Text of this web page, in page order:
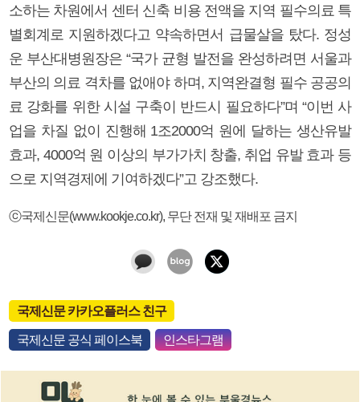
소하는 차원에서 센터 신축 비용 전액을 지역 필수의료 특
별회계로 지원하겠다고 약속하면서 급물살을 탔다. 정성
운 부산대병원장은 “국가 균형 발전을 완성하려면 서울과
부산의 의료 격차를 없애야 하며, 지역완결형 필수 공공의
료 강화를 위한 시설 구축이 반드시 필요하다”며 “이번 사
업을 차질 없이 진행해 1조2000억 원에 달하는 생산유발
효과, 4000억 원 이상의 부가가치 창출, 취업 유발 효과 등
으로 지역경제에 기여하겠다”고 강조했다.
ⓒ국제신문(www.kookje.co.kr), 무단 전재 및 재배포 금지
국제신문 카카오플러스 친구
국제신문 공식 페이스북 인스타그램